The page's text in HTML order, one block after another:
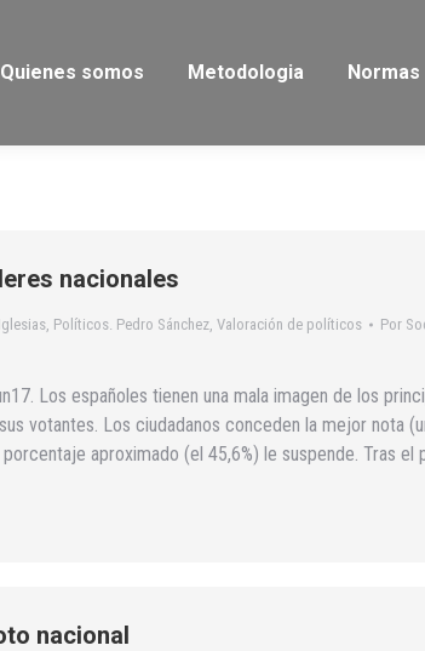
Quienes somos Metodologia Normas
nacionales
, Políticos. Pedro Sánchez, Valoración de políticos Por
Los españoles tienen una mala imagen de los
votantes. Los ciudadanos conceden la mejor nota
aproximado (el 45,6%) le suspende. Tras el
nacional